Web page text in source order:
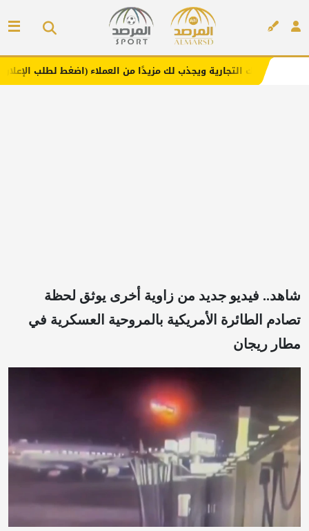
ويجذب لك مزيدًا من العملاء (اضغط لطلب الإعلان)
شاهد.. فيديو جديد من زاوية أخرى يوثق لحظة
تصادم الطائرة الأمريكية بالمروحية العسكرية في
مطار ريجان